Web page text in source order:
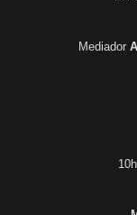
Mediador